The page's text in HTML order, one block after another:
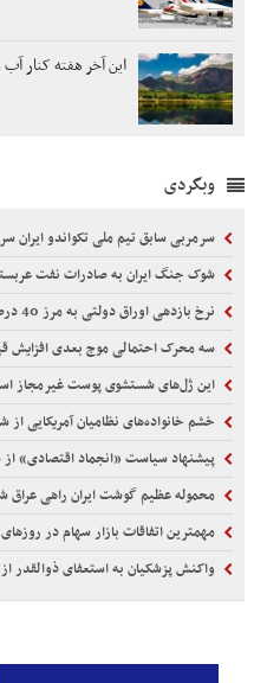
این آخر هفته کنار
وبگردی
سرمربی سابق تیم ملی تکواندو ایران
شوک جنگ ایران به صادرات نفت
نرخ بازدهی اوراق دولتی به مرز 40 درصد رسید
سه محرک احتمالی موج بعدی افزایش
این ژل‌های شستشوی پوست غیرمجاز
خشم خانواده‌های نظامیان آمریکایی از
پیشنهاد سیاست «انجماد اقتصادی»
محموله عظیم گوشت ایران راهی عراق
مهمترین اتفاقات بازار سهام در
واکنش پزشکیان به استعفای ذوالقدر